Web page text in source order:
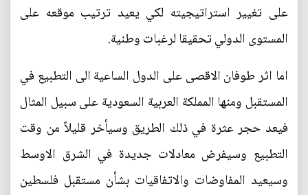
على تغيير استراتيجيته لكي يعيد ترتيب موقعه على
المستوى الدولي تحقيقا لرغبات وطنية.
اما اثر طوفان الاقصى على الدول الساعية الى التطبيع في
المستقبل ومنها المملكة العربية السعودية على سبيل المثال
فيعد حجر عثرة في ذلك الطريق وسيأخر قليلاً من وقت
التطبيع وسيفرض معادلات جديدة في الشرق الاوسط
وسيعيد المفاوضات والاتفاقيات بشأن مستقبل فلسطين